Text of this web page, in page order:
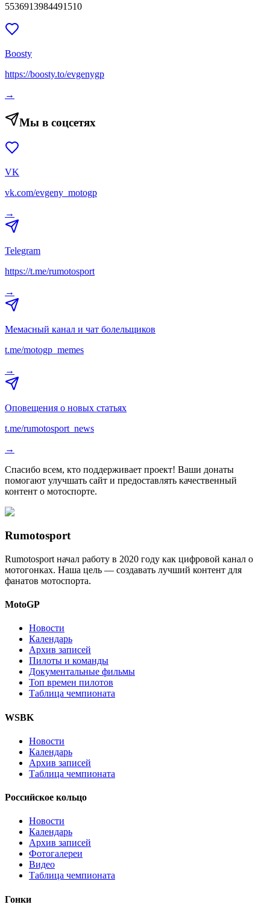
5536913984491510
Boosty
https://boosty.to/evgenygp
→
Мы в соцсетях
VK
vk.com/evgeny_motogp
→
Telegram
https://t.me/rumotosport
→
Мемасный канал и чат болельщиков
t.me/motogp_memes
→
Оповещения о новых статьях
t.me/rumotosport_news
→
Спасибо всем, кто поддерживает проект! Ваши донаты
помогают улучшать сайт и предоставлять качественный
контент о мотоспорте.
Rumotosport
Rumotosport начал работу в 2020 году как цифровой канал о
мотогонках. Наша цель — создавать лучший контент для
фанатов мотоспорта.
MotoGP
Новости
Календарь
Архив записей
Пилоты и команды
Документальные фильмы
Топ времен пилотов
Таблица чемпионата
WSBK
Новости
Календарь
Архив записей
Таблица чемпионата
Российское кольцо
Новости
Календарь
Архив записей
Фотогалереи
Видео
Таблица чемпионата
Гонки